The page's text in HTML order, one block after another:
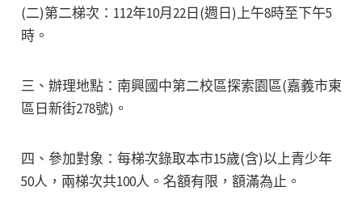
(二)第二梯次：112年10月22日(週日)上午8時至下午5
時。
三、辦理地點：南興國中第二校區探索園區(嘉義市東
區日新街278號)。
四、參加對象：每梯次錄取本市15歲(含)以上青少年
50人，兩梯次共100人。名額有限，額滿為止。